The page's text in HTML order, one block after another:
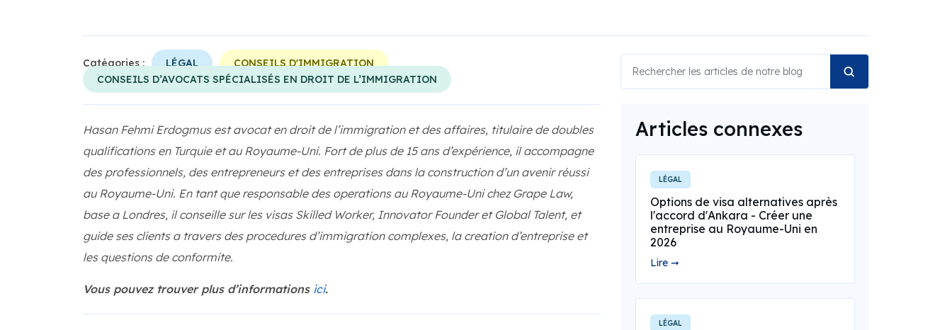
Catégories : LÉGAL
CONSEILS D'IMMIGRATION
CONSEILS D’AVOCATS SPÉCIALISÉS EN DROIT DE L’IMMIGRATION
Hasan Fehmi Erdogmus est avocat en droit de l’immigration et des affaires, titulaire de doubles
qualifications en Turquie et au Royaume-Uni. Fort de plus de 15 ans d’expérience, il accompagne
des professionnels, des entrepreneurs et des entreprises dans la construction d’un avenir réussi
au Royaume-Uni. En tant que responsable des operations au Royaume-Uni chez Grape Law,
base a Londres, il conseille sur les visas Skilled Worker, Innovator Founder et Global Talent, et
guide ses clients a travers des procedures d’immigration complexes, la creation d’entreprise et
les questions de conformite.
Vous pouvez trouver plus d’informations ici.
Articles connexes
LÉGAL
Options de visa alternatives après
l'accord d'Ankara - Créer une
entreprise au Royaume-Uni en
2026
Lire ➞
LÉGAL